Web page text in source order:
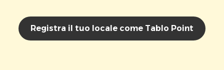
Registra il tuo locale come Tablo Point